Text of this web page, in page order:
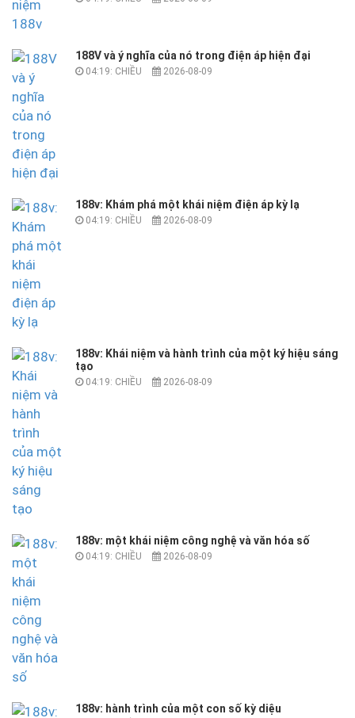
188V và ý nghĩa của nó trong điện áp hiện đại
04:19: CHIỀU 2026-08-09
188v: Khám phá một khái niệm điện áp kỳ lạ
04:19: CHIỀU 2026-08-09
188v: Khái niệm và hành trình của một ký hiệu sáng
tạo
04:19: CHIỀU 2026-08-09
188v: một khái niệm công nghệ và văn hóa số
04:19: CHIỀU 2026-08-09
188v: hành trình của một con số kỳ diệu